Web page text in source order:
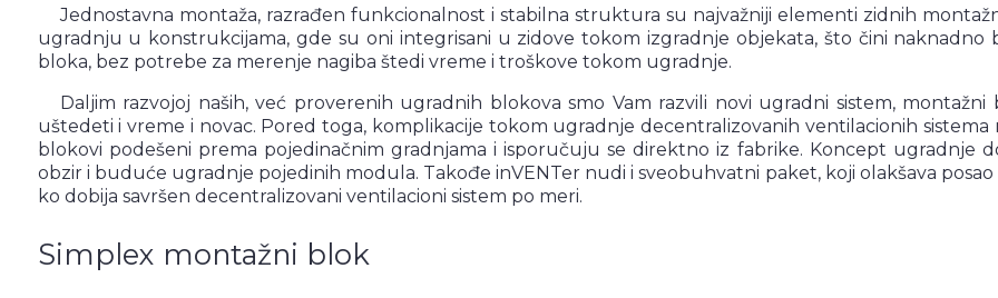
Jednostavna montaža, razrađen funkcionalnost i stabilna struktura su najvažniji elementi zidnih
ugradnju u konstrukcijama, gde su oni integrisani u zidove tokom izgradnje objekata, što čini naknadno
bloka, bez potrebe za merenje nagiba štedi vreme i troškove tokom ugradnje.
Daljim razvojoj naših, već proverenih ugradnih blokova smo Vam razvili novi ugradni sistem,
uštedeti i vreme i novac. Pored toga, komplikacije tokom ugradnje decentralizovanih ventilacionih sistema
blokovi podešeni prema pojedinačnim gradnjama i isporučuju se direktno iz fabrike. Koncept ugradnje
obzir i buduće ugradnje pojedinih modula. Takođe inVENTer nudi i sveobuhvatni paket, koji olakšava
ko dobija savršen decentralizovani ventilacioni sistem po meri.
Simplex montažni blok